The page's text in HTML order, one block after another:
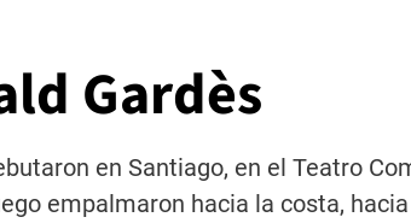
Gardès
en Santiago, en el Teatro
empalmaron hacia la costa, hacia